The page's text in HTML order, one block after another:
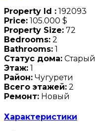
Property Id : 192093
Price: 105.000 $
Property Size: 72
Bedrooms: 2
Bathrooms: 1
Статус дома: Старый
Этаж: 1
Район: Чугурети
Всего этажей: 2
Ремонт: Новый
Характеристики